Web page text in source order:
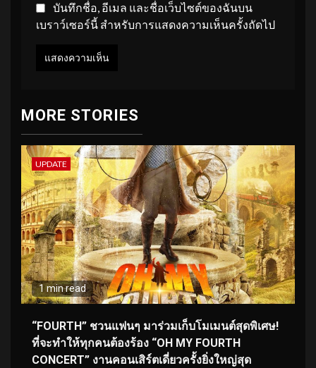
บันทึกชื่อ, อีเมล และชื่อเว็บไซต์ของฉันบน
เบราว์เซอร์นี้ สำหรับการแสดงความเห็นครั้งถัดไป
MORE STORIES
UPDATE
1 min read
“FOURTH” ชวนแฟนๆ มาร่วมเก็บโมเมนต์สุดพิเศษ!
ที่จะทำให้ทุกคนต้องร้อง “OH MY FOURTH
CONCERT” งานคอนเสิร์ตเดี่ยวครั้งยิ่งใหญ่สุด